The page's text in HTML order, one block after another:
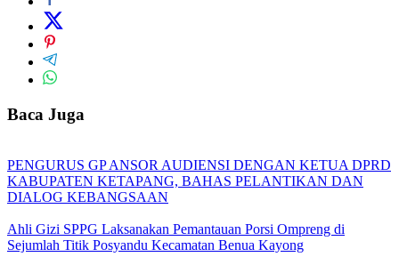
Baca Juga
PENGURUS GP ANSOR AUDIENSI DENGAN KETUA DPRD
KABUPATEN KETAPANG, BAHAS PELANTIKAN DAN
DIALOG KEBANGSAAN
Ahli Gizi SPPG Laksanakan Pemantauan Porsi Ompreng di
Sejumlah Titik Posyandu Kecamatan Benua Kayong